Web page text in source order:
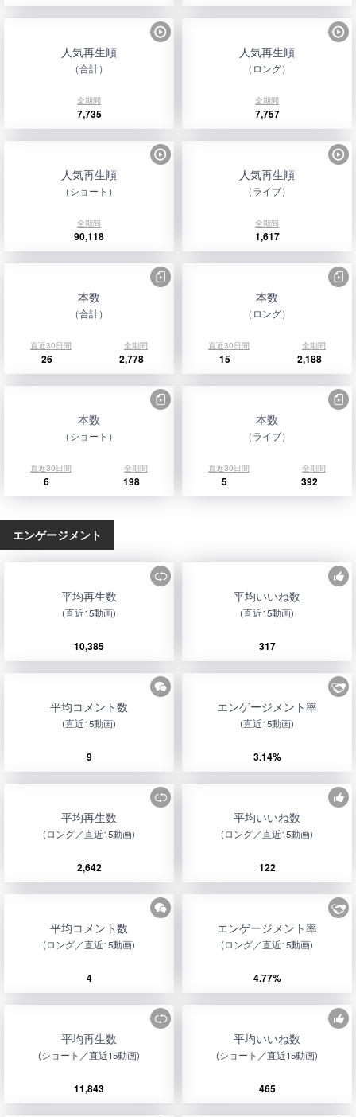
人気再生順
（合計）
全期間
7,735
人気再生順
（ロング）
全期間
7,757
人気再生順
（ショート）
全期間
90,118
人気再生順
（ライブ）
全期間
1,617
本数
（合計）
直近30日間 全期間
26 2,778
本数
（ロング）
直近30日間 全期間
15 2,188
本数
（ショート）
直近30日間 全期間
6 198
本数
（ライブ）
直近30日間 全期間
5 392
エンゲージメント
平均再生数
(直近15動画)
10,385
平均いいね数
(直近15動画)
317
平均コメント数
(直近15動画)
9
エンゲージメント率
(直近15動画)
3.14%
平均再生数
(ロング／直近15動画)
2,642
平均いいね数
(ロング／直近15動画)
122
平均コメント数
(ロング／直近15動画)
4
エンゲージメント率
(ロング／直近15動画)
4.77%
平均再生数
(ショート／直近15動画)
11,843
平均いいね数
(ショート／直近15動画)
465